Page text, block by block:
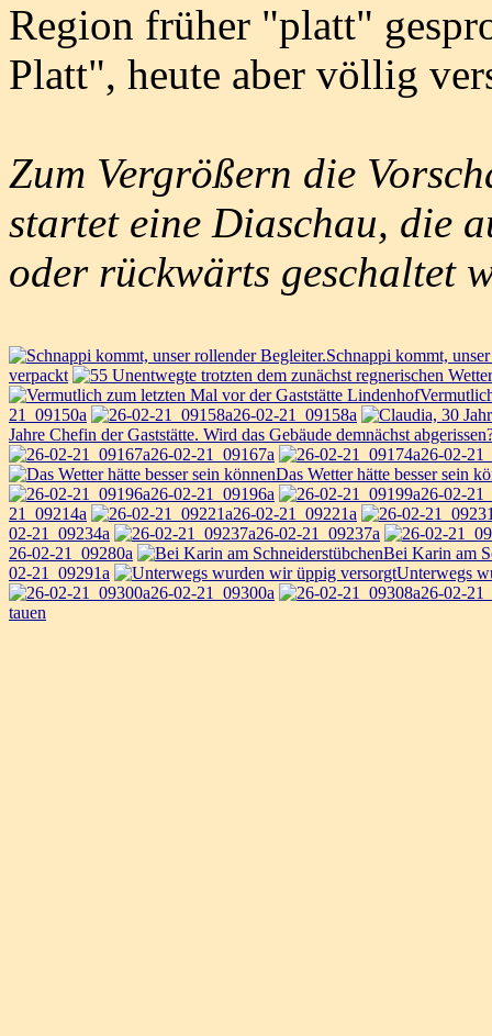
Region früher "platt"
Platt", heute aber völlig
Zum Vergrößern die
startet eine Diaschau, die
oder rückwärts geschaltet
Schnappi kommt,
verpackt
21_09150a
26-02-21_09158a
Jahre Chefin der Gaststätte. Wird das Gebäude demnächst
26-02-21_09167a
26-02-
Das Wetter hätte besser sein
26-02-21_09196a
26-02-
21_09214a
26-02-21_09221a
02-21_09234a
26-02-21_09237a
26-02-21_09280a
Bei Karin am
02-21_09291a
Unterwegs
26-02-21_09300a
26-02-
tauen